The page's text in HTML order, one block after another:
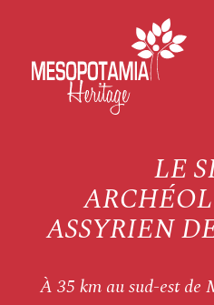
LE
ASSYRIEN
À 35 km au sud-est de